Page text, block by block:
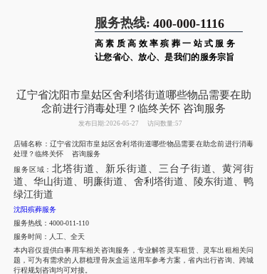
服务热线: 400-000-1116
高素质高效率殡葬一站式服务
让您省心、放心、是我们的服务宗旨
辽宁省沈阳市皇姑区舍利塔街道哪些物品需要在助
念前进行消毒处理？临终关怀 咨询服务
发布日期:2026-05-27 访问数量:57
店铺名称：辽宁省沈阳市皇姑区舍利塔街道哪些物品需要在助念前进行消毒
处理？临终关怀 咨询服务
服务区域：北塔街道、新乐街道、三台子街道、黄河街
道、华山街道、明廉街道、舍利塔街道、陵东街道、鸭
绿江街道
沈阳殡葬服务
服务热线：4000-011-110
服务时间：人工、全天
本内容仅提供白事用车相关咨询服务，专业解答灵车租赁、灵车出租相关问
题，可为有需求的人群梳理骨灰盒运送用车参考方案，省内出行咨询、跨城
行程规划咨询均可对接。